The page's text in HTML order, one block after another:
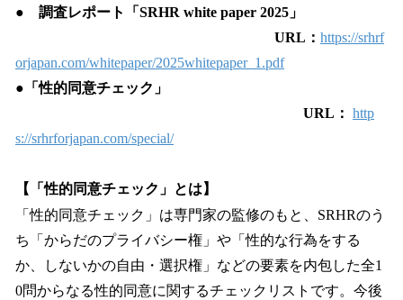
● 調査レポート「SRHR white paper 2025」
URL： https://srhrf
orjapan.com/whitepaper/2025whitepaper_1.pdf
● 「性的同意チェック」
URL： http
s://srhrforjapan.com/special/
【「性的同意チェック」とは】
「性的同意チェック」は専門家の監修のもと、SRHRのう
ち「からだのプライバシー権」や「性的な行為をする
か、しないかの自由・選択権」などの要素を内包した全1
0問からなる性的同意に関するチェックリストです。今後